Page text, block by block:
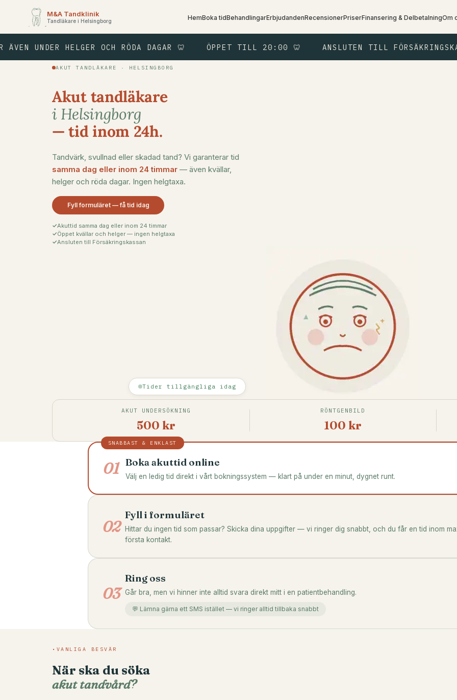
M&A Tandklinik
Tandläkare i Helsingborg HemBoka tidBehandlingarErbjudandenRecensionerPriserFinansering & DelbetalningOm
HELGER OCH RÖDA DAGAR 🦷 ÖPPET TILL 20:00 🦷 ANSLUTEN TILL
AKUT TANDLÄKARE · HELSINGBORG
Akut tandläkare
i Helsingborg
— tid inom 24h.
Tandvärk, svullnad eller skadad tand? Vi garanterar tid
samma dag eller inom 24 timmar — även kvällar,
helger och röda dagar. Ingen helgtaxa.
Fyll formuläret — få tid idag
Akuttid samma dag eller inom 24 timmar
Öppet kvällar och helger — ingen helgtaxa
Ansluten till Försäkringskassan
Tider tillgängliga idag
AKUT UNDERSÖKNING
500 kr
RÖNTGENBILD
100 kr
SNABBAST & ENKLAST
01 Boka akuttid online
Välj en ledig tid direkt i vårt bokningssystem — klart på under en minut, dygnet runt.
02
Fyll i formuläret
Hittar du ingen tid som passar? Skicka dina uppgifter — vi ringer dig snabbt, och du får en tid inom
första kontakt.
03
Ring oss
Går bra, men vi hinner inte alltid svara direkt mitt i en patientbehandling.
💬 Lämna gärna ett SMS istället — vi ringer alltid tillbaka snabbt
VANLIGA BESVÄR
När ska du söka
akut tandvård?